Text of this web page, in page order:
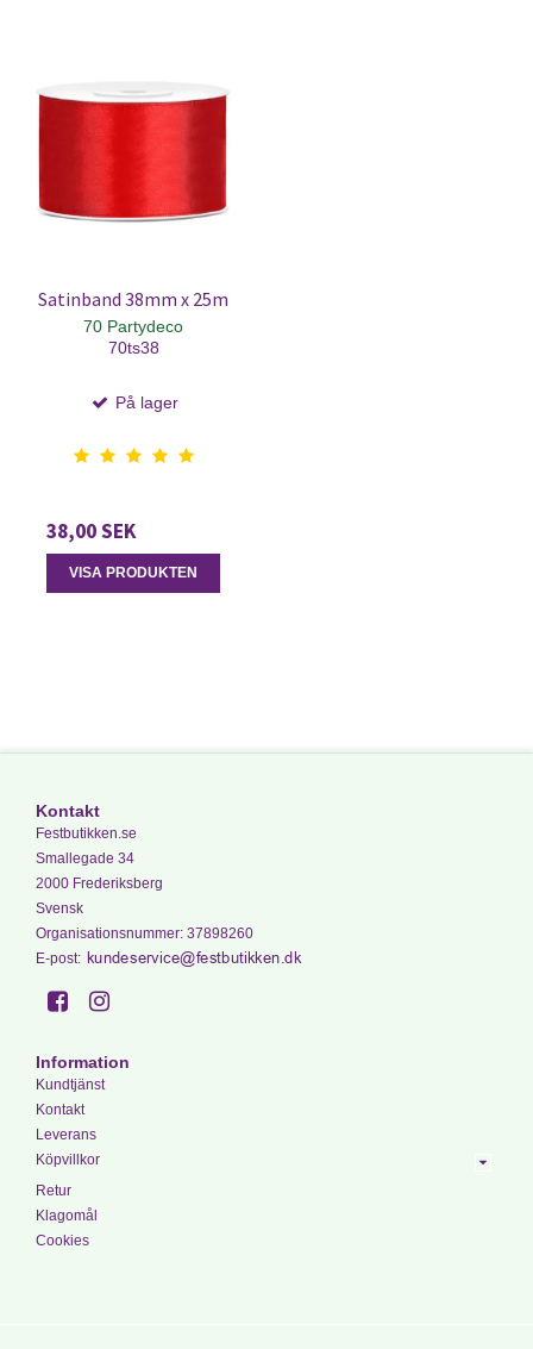
Satinband 38mm x 25m
70 Partydeco
70ts38
På lager
38,00 SEK
VISA PRODUKTEN
Kontakt
Festbutikken.se
Smallegade 34
2000 Frederiksberg
Svensk
Organisationsnummer: 37898260
E-post:
Information
Kundtjänst
Kontakt
Leverans
Köpvillkor
Retur
Klagomål
Cookies